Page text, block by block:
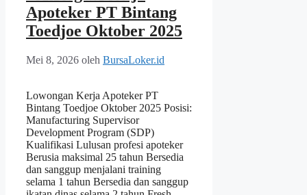
Apoteker PT Bintang
Toedjoe Oktober 2025
Mei 8, 2026 oleh BursaLoker.id
Lowongan Kerja Apoteker PT
Bintang Toedjoe Oktober 2025 Posisi:
Manufacturing Supervisor
Development Program (SDP)
Kualifikasi Lulusan profesi apoteker
Berusia maksimal 25 tahun Bersedia
dan sanggup menjalani training
selama 1 tahun Bersedia dan sanggup